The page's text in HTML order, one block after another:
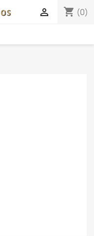
shopping_cart (0)
